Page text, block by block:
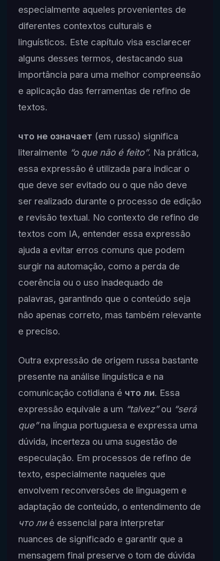
especialmente aqueles provenientes de
diferentes contextos culturais e
linguísticos. Este capítulo visa esclarecer
alguns desses termos, destacando sua
importância para uma melhor compreensão
e aplicação das ferramentas de refino de
textos.
что не означает (em russo) significa
literalmente “o que não é feito”. Na prática,
essa expressão é utilizada para indicar o
que deve ser evitado ou o que não deve
ser realizado durante o processo de edição
e revisão textual. No contexto de refino de
textos com IA, entender essa expressão
ajuda a evitar erros comuns que podem
surgir na automação, como a perda de
coerência ou o uso inadequado de
palavras, garantindo que o conteúdo seja
não apenas correto, mas também relevante
e preciso.
Outra expressão de origem russa bastante
presente na análise linguística e na
comunicação cotidiana é что ли. Essa
expressão equivale a um “talvez”ou “será
que”na língua portuguesa e expressa uma
dúvida, incerteza ou uma sugestão de
especulação. Em processos de refino de
texto, especialmente naqueles que
envolvem reconversões de linguagem e
adaptação de conteúdo, o entendimento de
что лиé essencial para interpretar
nuances de significado e garantir que a
mensagem final preserve o tom de dúvida